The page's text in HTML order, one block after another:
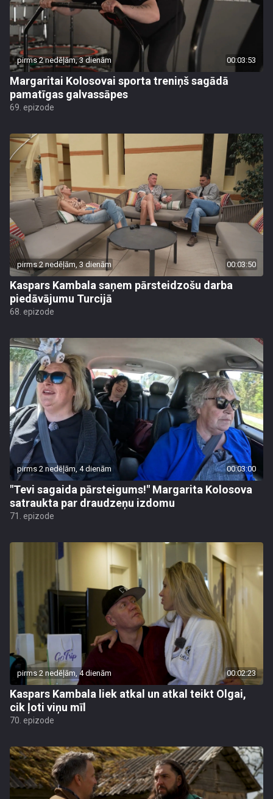
pirms 2 nedēļām, 3 dienām 00:03:53
Margaritai Kolosovai sporta treniņš sagādā
pamatīgas galvassāpes
69. epizode
pirms 2 nedēļām, 3 dienām 00:03:50
Kaspars Kambala saņem pārsteidzošu darba
piedāvājumu Turcijā
68. epizode
pirms 2 nedēļām, 4 dienām 00:03:00
"Tevi sagaida pārsteigums!" Margarita Kolosova
satraukta par draudzeņu izdomu
71. epizode
pirms 2 nedēļām, 4 dienām 00:02:23
Kaspars Kambala liek atkal un atkal teikt Olgai,
cik ļoti viņu mīl
70. epizode